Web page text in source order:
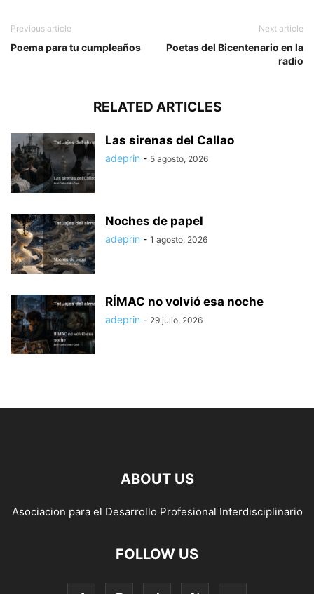
Previous article
Poema para tu cumpleaños
Next article
Poetas del Bicentenario en la
radio
RELATED ARTICLES
Las sirenas del Callao
adeprin - 5 agosto, 2026
Noches de papel
adeprin - 1 agosto, 2026
RÍMAC no volvió esa noche
adeprin - 29 julio, 2026
ABOUT US
Asociacion para el Desarrollo Profesional Interdisciplinario
FOLLOW US